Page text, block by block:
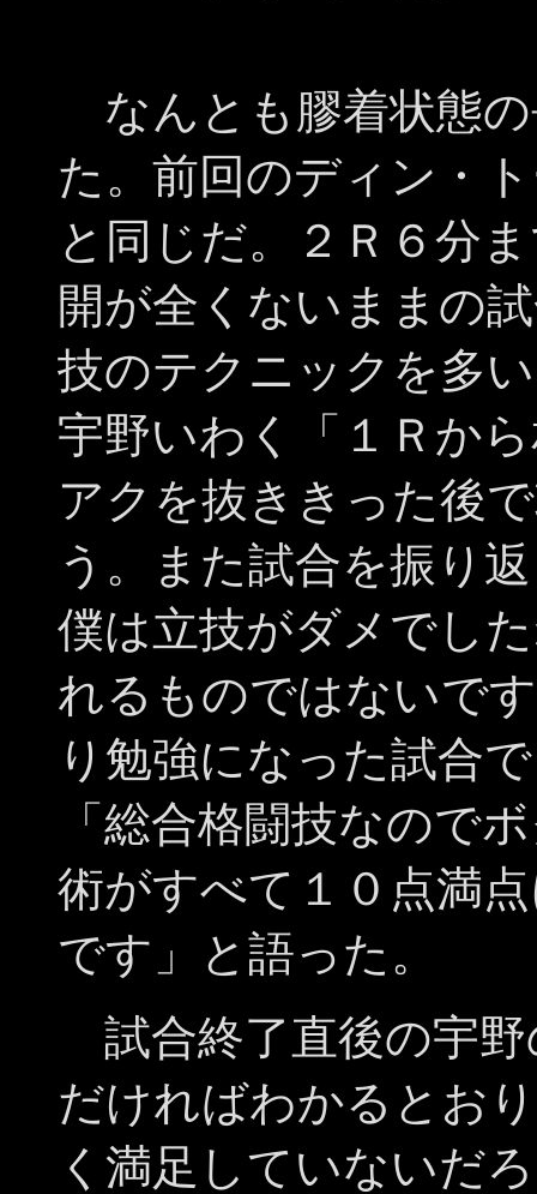
なんとも膠着状態
た。前回のディン・
と同じだ。２Ｒ６分
開が全くないままの
技のテクニックを多
宇野いわく「１Ｒか
アクを抜ききった後
う。また試合を振り
僕は立技がダメでし
れるものではないで
り勉強になった試合
「総合格闘技なので
術がすべて１０点満
です」と語った。
試合終了直後の宇
だければわかるとお
く満足していないだ